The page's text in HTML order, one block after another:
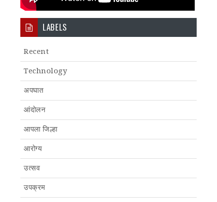
LABELS
Recent
Technology
अपघात
आंदोलन
आपला जिल्हा
आरोग्य
उत्सव
उपक्रम